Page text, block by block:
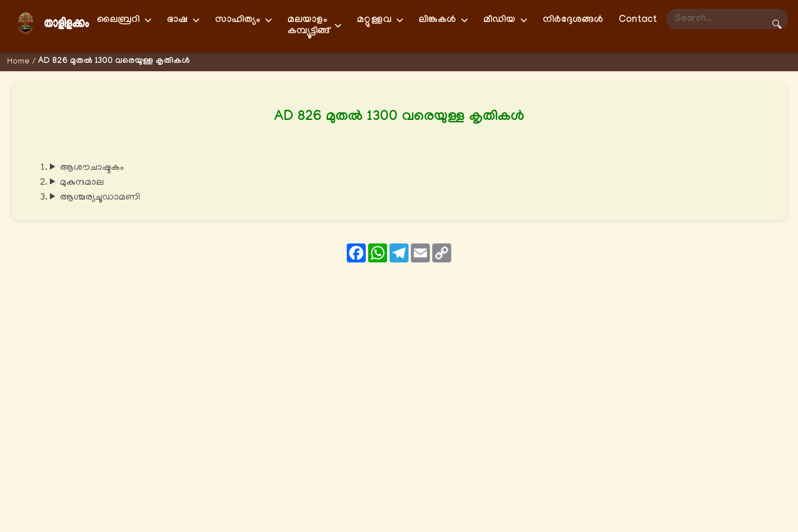
ലൈബ്രറി ഭാഷ സാഹിത്യം
മലയാളം
കമ്പ്യൂട്ടിങ്ങ്
മറ്റുള്ളവ ലിങ്കുകള്‍ മീഡിയ നിർദ്ദേശങ്ങൾ Contact
🔍
Home / AD 826 മുതല്‍ 1300 വരെയുള്ള കൃതികള്‍
AD 826 മുതല്‍ 1300 വരെയുള്ള കൃതികള്‍
ആശൗചാഷ്ടകം
മുകുന്ദമാല
ആശ്ചര്യചൂഡാമണി
FacebookWhatsAppTelegram
Email